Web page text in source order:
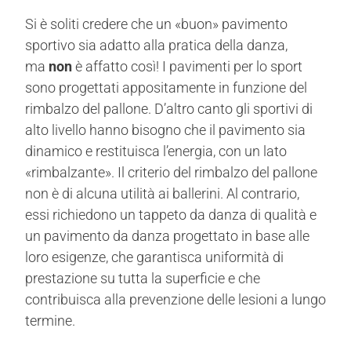
Si è soliti credere che un «buon» pavimento
sportivo sia adatto alla pratica della danza,
ma nonè affatto così! I pavimenti per lo sport
sono progettati appositamente in funzione del
rimbalzo del pallone. D’altro canto gli sportivi di
alto livello hanno bisogno che il pavimento sia
dinamico e restituisca l’energia, con un lato
«rimbalzante». Il criterio del rimbalzo del pallone
non è di alcuna utilità ai ballerini. Al contrario,
essi richiedono un tappeto da danza di qualità e
un pavimento da danza progettato in base alle
loro esigenze, che garantisca uniformità di
prestazione su tutta la superficie e che
contribuisca alla prevenzione delle lesioni a lungo
termine.